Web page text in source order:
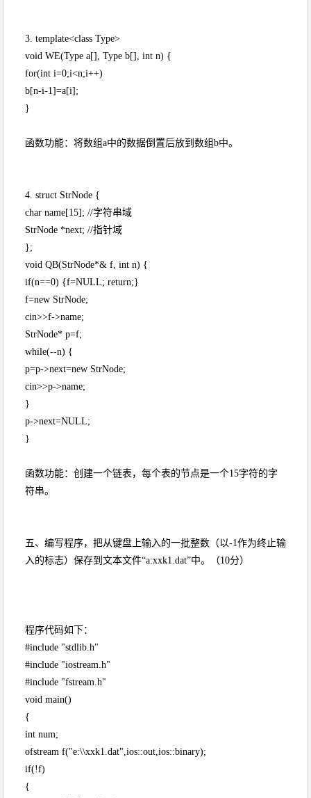
3. template<class Type>
void WE(Type a[], Type b[], int n) {
for(int i=0;i<n;i++)
b[n-i-1]=a[i];
}
函数功能：将数组a中的数据倒置后放到数组b中。
4. struct StrNode {
char name[15]; //字符串域
StrNode *next; //指针域
};
void QB(StrNode*& f, int n) {
if(n==0) {f=NULL; return;}
f=new StrNode;
cin>>f->name;
StrNode* p=f;
while(--n) {
p=p->next=new StrNode;
cin>>p->name;
}
p->next=NULL;
}
函数功能：创建一个链表，每个表的节点是一个15字符的字
符串。
五、编写程序，把从键盘上输入的一批整数（以-1作为终止输
入的标志）保存到文本文件“a:xxk1.dat”中。（10分）
程序代码如下：
#include "stdlib.h"
#include "iostream.h"
#include "fstream.h"
void main()
{
int num;
ofstream f("e:\\xxk1.dat",ios::out,ios::binary);
if(!f)
{